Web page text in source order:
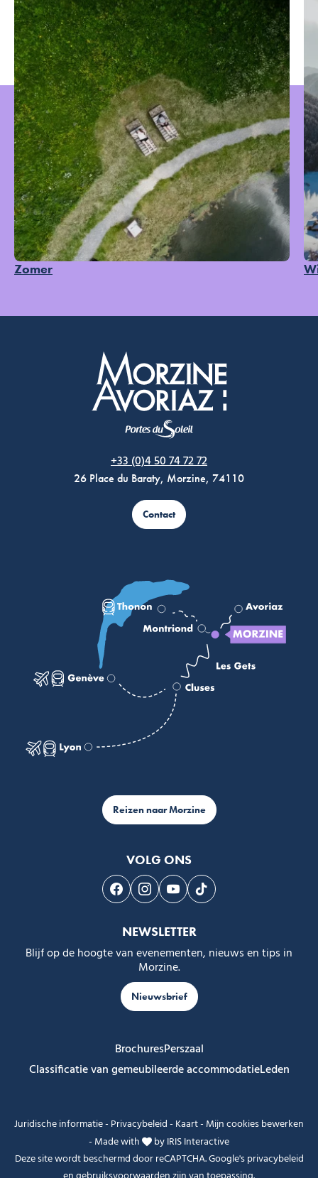
Zomer
+33 (0)4 50 74 72 72
26 Place du Baraty, Morzine, 74110
Contact
Reizen naar Morzine
VOLG ONS
Volg ons op Facebook
Volg ons op Instagram
Volg ons op Youtube
Volg ons op Tiktok
NEWSLETTER
Blijf op de hoogte van evenementen, nieuws en tips in
Morzine.
Nieuwsbrief
BrochuresPerszaal
Classificatie van gemeubileerde accommodatieLeden
Juridische informatie- Privacybeleid- Kaart- Mijn cookies bewerken
- Made with byIRIS Interactive
Deze site wordt beschermd door reCAPTCHA. Google'sprivacybeleid